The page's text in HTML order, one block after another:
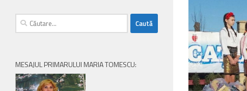
handicap
vedere,
folosesc
Caută
după:
MESAJUL PRIMARULUI MARIA TOMESCU: